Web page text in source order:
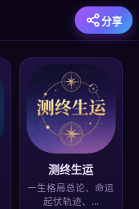
分享
测终生运
一生格局总论、命运
起伏轨迹、…